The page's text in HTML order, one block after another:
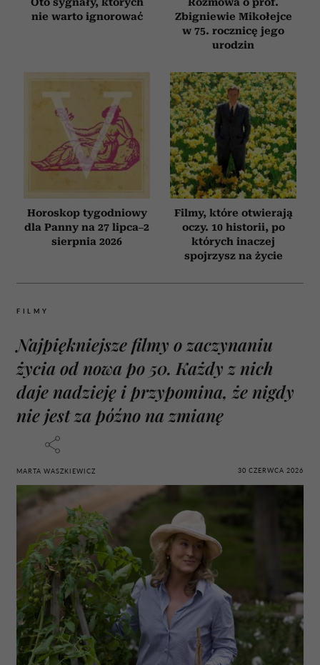
Oto sygnały, których
nie warto ignorować
Rozmowa o prof.
Zbigniewie Mikołejce
w 75. rocznicę jego
urodzin
Horoskop tygodniowy
dla Panny na 27 lipca–2
sierpnia 2026
Filmy, które otwierają
oczy. 10 historii, po
których inaczej
spojrzysz na życie
FILMY
Najpiękniejsze filmy o zaczynaniu
życia od nowa po 50. Każdy z nich
daje nadzieję i przypomina, że nigdy
nie jest za późno na zmianę
MARTA WASZKIEWICZ 30 CZERWCA 2026